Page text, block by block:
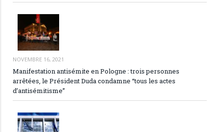
NOVEMBRE 16, 2021
Manifestation antisémite en Pologne : trois personnes
arrêtées, le Président Duda condamne “tous les actes
d’antisémitisme”